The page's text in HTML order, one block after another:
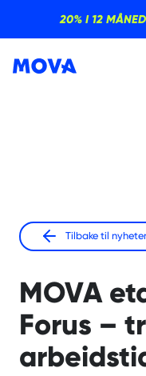
20% I 12
Tilbake til nyheter
MOVA
Forus –